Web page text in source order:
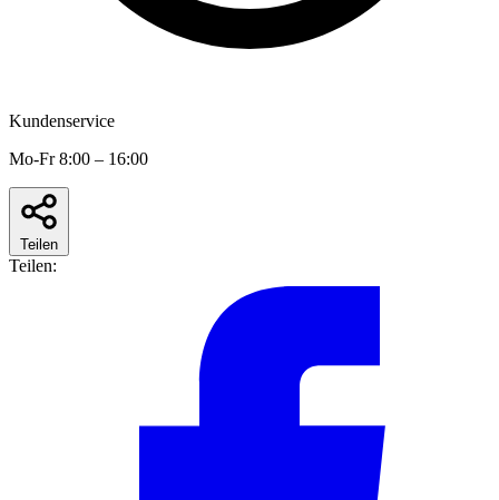
Kundenservice
Mo-Fr 8:00 – 16:00
Teilen
Teilen: